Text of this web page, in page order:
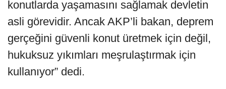
konutlarda yaşamasını sağlamak devletin
asli görevidir. Ancak AKP’li bakan, deprem
gerçeğini güvenli konut üretmek için değil,
hukuksuz yıkımları meşrulaştırmak için
kullanıyor” dedi.